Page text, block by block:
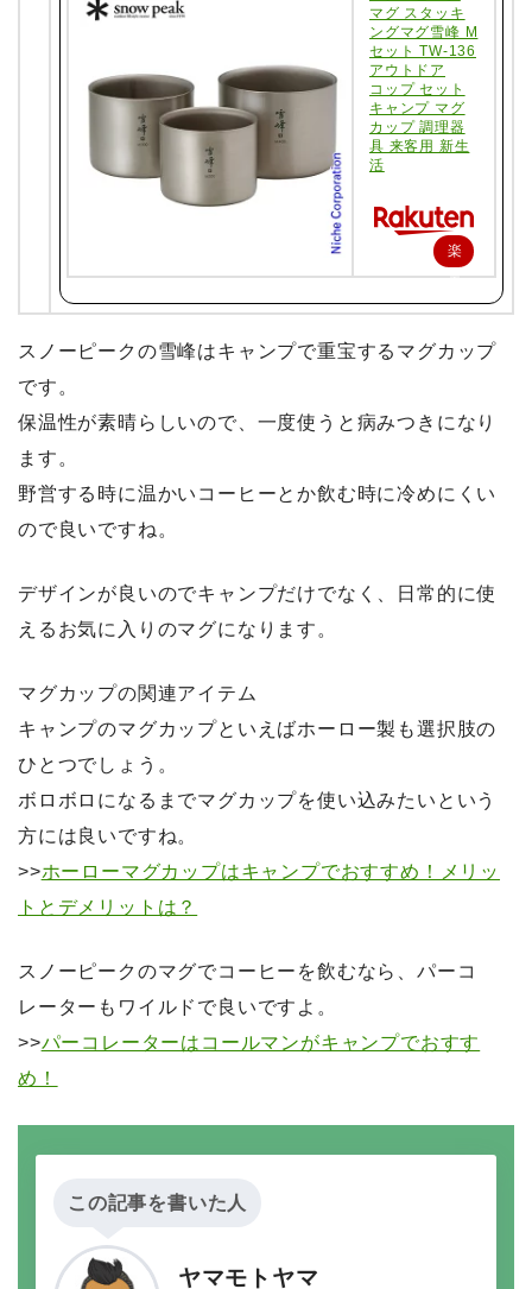
マグ スタッキ
ングマグ雪峰 M
セット TW-136
アウトドア
コップ セット
キャンプ マグ
カップ 調理器
具 来客用 新生
活
楽
天
で
購
スノーピークの雪峰はキャンプで重宝するマグカップ
です。
保温性が素晴らしいので、一度使うと病みつきになり
ます。
野営する時に温かいコーヒーとか飲む時に冷めにくい
ので良いですね。
デザインが良いのでキャンプだけでなく、日常的に使
えるお気に入りのマグになります。
マグカップの関連アイテム
キャンプのマグカップといえばホーロー製も選択肢の
ひとつでしょう。
ボロボロになるまでマグカップを使い込みたいという
方には良いですね。
>>ホーローマグカップはキャンプでおすすめ！メリッ
トとデメリットは？
スノーピークのマグでコーヒーを飲むなら、パーコ
レーターもワイルドで良いですよ。
>>パーコレーターはコールマンがキャンプでおすす
め！
この記事を書いた人
ヤマモトヤマ